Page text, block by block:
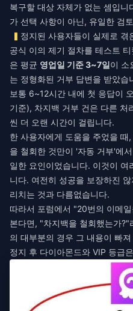
복구할 대상 자체가 없는 셈입
가 선택 사항이 아닌, 유일한 검
정지된 사용자들이 실제로 겪
공식 이의 제기 절차를 테스트
은 평균 영업일 기준 3~7일이 소
는 정형화된 거부 답변을 받았
보통 6~12시간 내에 첫 응답이
기준), 차지백 거부 건은 다른 처
씬 더 오랜 시간이 걸립니다.
한 사용자에게 도움을 주었을 때,
을 철회한 것만이 '자동 거부'에
일한 요인이었습니다. 이것이 여
니다. 여전히 성공을 보장하진
리치는 것과 다름없습니다.
따라서 포럼에서 "20번의 이메
본다면, "차지백을 철회했는가
의 대부분의 경우 그 내용이 빠
정지 후 다이아몬드와 VIP 등급